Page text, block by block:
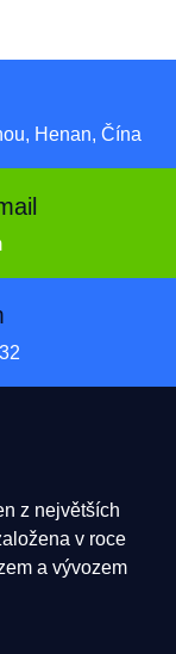
Henan, Čína
z největších
v roce
a vývozem